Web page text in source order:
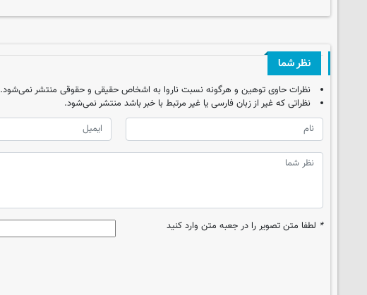
نظر شما
نظرات حاوی توهین و هرگونه نسبت ناروا به اشخاص حقیقی و حقوقی منتشر نمی‌شود.
نظراتی که غیر از زبان فارسی یا غیر مرتبط با خبر باشد منتشر نمی‌شود.
* لطفا متن تصویر را در جعبه متن وارد کنید